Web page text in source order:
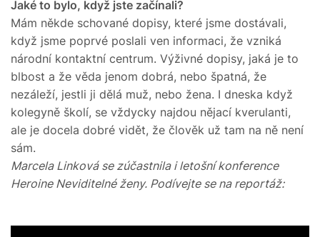
Jaké to bylo, když jste začínali?
Mám někde schované dopisy, které jsme dostávali,
když jsme poprvé poslali ven informaci, že vzniká
národní kontaktní centrum. Výživné dopisy, jaká je to
blbost a že věda jenom dobrá, nebo špatná, že
nezáleží, jestli ji dělá muž, nebo žena. I dneska když
kolegyně školí, se vždycky najdou nějací kverulanti,
ale je docela dobré vidět, že člověk už tam na ně není
sám.
Marcela Linková se zúčastnila i letošní konference
Heroine Neviditelné ženy. Podívejte se na reportáž: